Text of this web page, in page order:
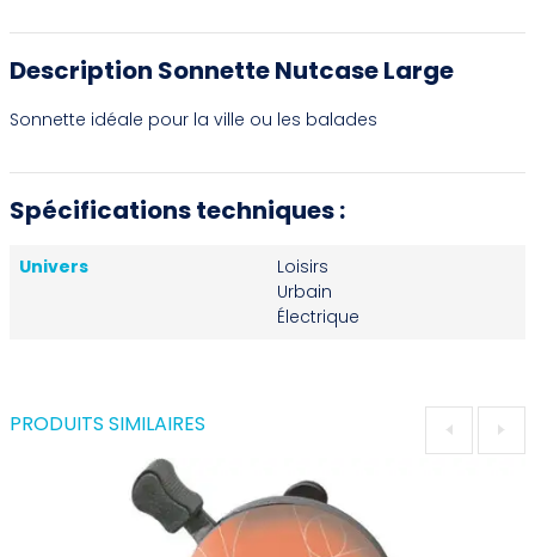
Description Sonnette Nutcase Large
Sonnette idéale pour la ville ou les balades
Spécifications techniques :
Univers
Loisirs
Urbain
Électrique
PRODUITS SIMILAIRES